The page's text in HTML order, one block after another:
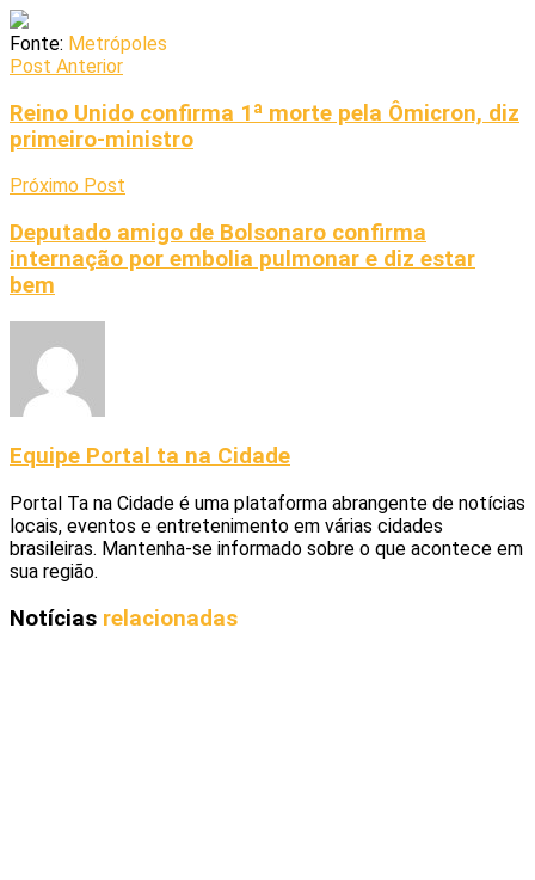
Fonte: Metrópoles
Post Anterior
Reino Unido confirma 1ª morte pela Ômicron, diz
primeiro-ministro
Próximo Post
Deputado amigo de Bolsonaro confirma
internação por embolia pulmonar e diz estar
bem
Equipe Portal ta na Cidade
Portal Ta na Cidade é uma plataforma abrangente de notícias
locais, eventos e entretenimento em várias cidades
brasileiras. Mantenha-se informado sobre o que acontece em
sua região.
Notícias relacionadas